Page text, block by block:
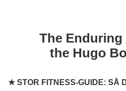
The Enduring
the Hugo
★STOR FITNESS-GUIDE: SÅ